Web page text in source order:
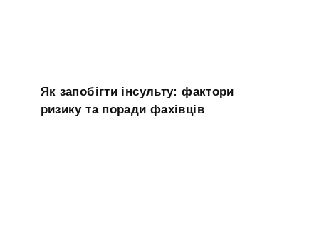
Як запобігти інсульту: фактори
ризику та поради фахівців